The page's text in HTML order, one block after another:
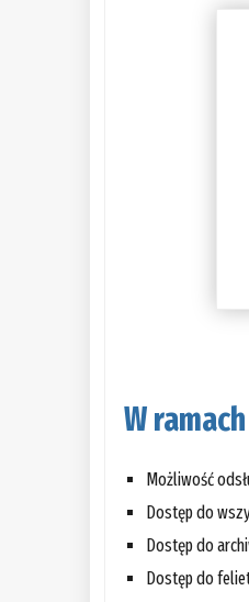
W
Możliwość
Dostęp do
Dostęp do
Dostęp do